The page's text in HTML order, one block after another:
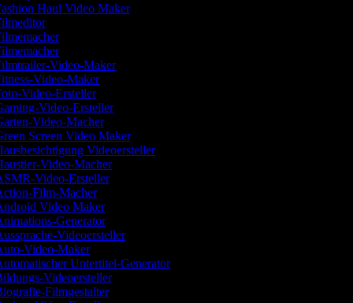
Haul Video Maker
Video-Maker
Video-Maker
Video-Ersteller
Video-Ersteller
Video-Macher
Screen Video Maker
Videoersteller
Video-Macher
Video-Ersteller
Film-Macher
Video Maker
Generator
Videoersteller
Video-Maker
Untertitel-Generator
Videoersteller
Filmgestalter